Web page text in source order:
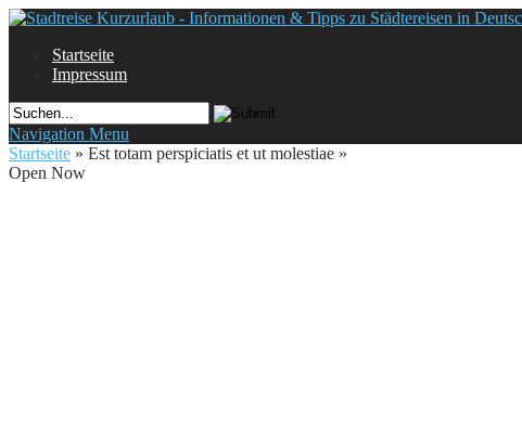
Startseite
Impressum
Navigation Menu
Startseite » Est totam perspiciatis et ut molestiae »
Open Now